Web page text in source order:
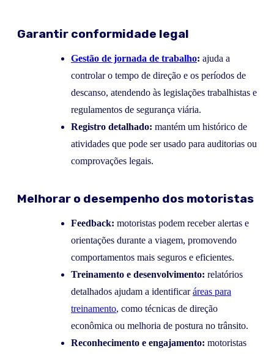
Garantir conformidade legal
Gestão de jornada de trabalho: ajuda a
controlar o tempo de direção e os períodos de
descanso, atendendo às legislações trabalhistas e
regulamentos de segurança viária.
Registro detalhado: mantém um histórico de
atividades que pode ser usado para auditorias ou
comprovações legais.
Melhorar o desempenho dos motoristas
Feedback: motoristas podem receber alertas e
orientações durante a viagem, promovendo
comportamentos mais seguros e eficientes.
Treinamento e desenvolvimento: relatórios
detalhados ajudam a identificaráreas para
treinamento, como técnicas de direção
econômica ou melhoria de postura no trânsito.
Reconhecimento e engajamento: motoristas